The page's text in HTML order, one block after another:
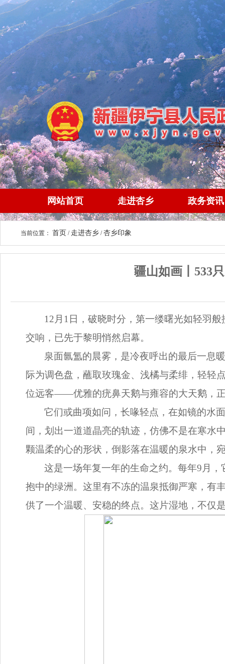
网站首页 走进杏乡 政务资讯
当前位置： 首页 / 走进杏乡 /杏乡印象
疆山如画丨533
12月1日，破晓时分，第一缕曙光如轻羽
交响，已先于黎明悄然启幕。
泉面氤氲的晨雾，是冷夜呼出的最后一息
际为调色盘，蘸取玫瑰金、浅橘与柔绯，轻
位远客——优雅的疣鼻天鹅与雍容的大天鹅，
它们或曲项如问，长喙轻点，在如镜的水
间，划出一道道晶亮的轨迹，仿佛不是在寒水
颗温柔的心的形状，倒影落在温暖的泉水中，
这是一场年复一年的生命之约。每年9月
抱中的绿洲。这里有不冻的温泉抵御严寒，有
供了一个温暖、安稳的终点。这片湿地，不仅